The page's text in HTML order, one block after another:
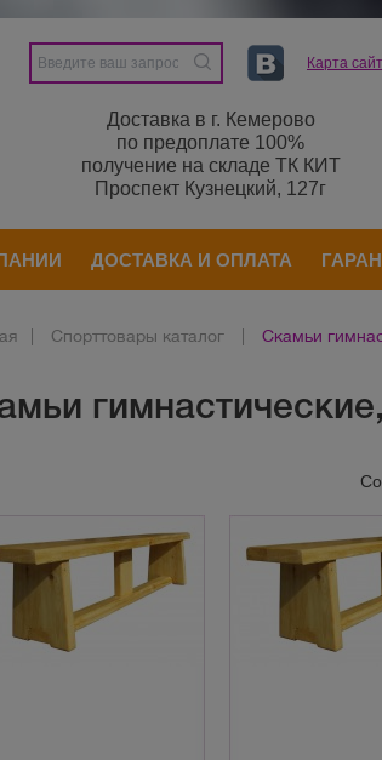
Карта
Доставка в г. Кемерово
по предоплате 100%
получение на складе ТК КИТ
Проспект Кузнецкий, 127г
ДОСТАВКА И ОПЛАТА
Спорттовары каталог Скамьи